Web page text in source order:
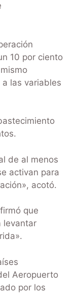
10 por ciento
las variables
de al menos
activan para
acotó.
que
levantar
Aeropuerto
por los